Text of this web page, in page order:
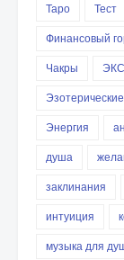
Таро
Тест
Финансовый
Чакры
Энергия
душа
заклинания
интуиция
музыка для